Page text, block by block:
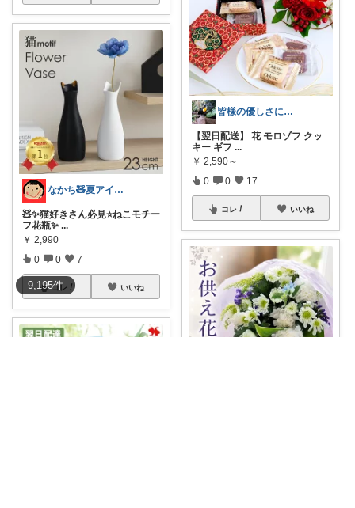
9,195件
なかち🧸夏アイテム＆便利グッズ✨
🧸✨猫好きさん必見⭐️ねこモチー
フ花瓶✨ ...
￥ 2,990
0 0 7
コレ いいね
皆様の優しさに感謝です✨happyミルク
【翌日配送】 花 モロゾフ クッ
キー ギフ ...
￥ 2,590～
0 0 17
コレ いいね